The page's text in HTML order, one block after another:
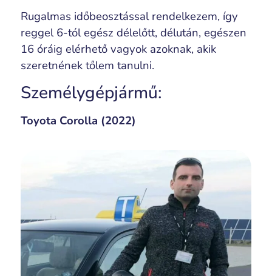
Rugalmas időbeosztással rendelkezem, így
reggel 6-tól egész délelőtt, délután, egészen
16 óráig elérhető vagyok azoknak, akik
szeretnének tőlem tanulni.
Személygépjármű:
Toyota Corolla (2022)